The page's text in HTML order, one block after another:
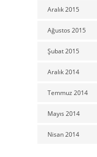
Aralık 2015
Ağustos 2015
Şubat 2015
Aralık 2014
Temmuz 2014
Mayıs 2014
Nisan 2014